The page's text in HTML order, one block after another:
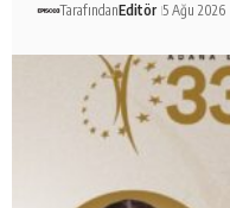
TarafındanEditör 5 Ağu 2026